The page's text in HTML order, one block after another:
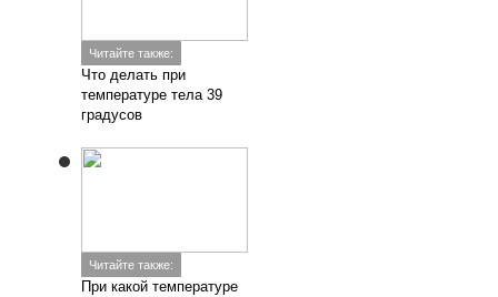
Читайте также:
Что делать при
температуре тела 39
градусов
Читайте также:
При какой температуре